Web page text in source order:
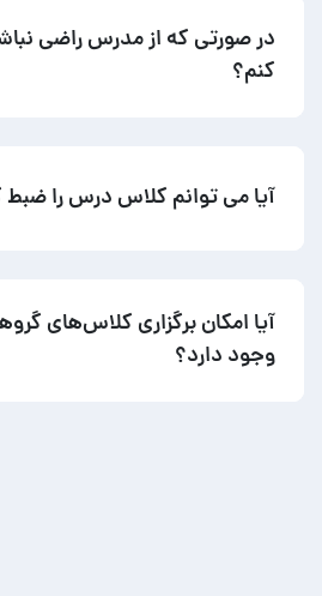
در صورتی که از مدرس راضی
کنم؟
آیا می توانم کلاس درس را ضبط
آیا امکان برگزاری کلاس‌های
وجود دارد؟